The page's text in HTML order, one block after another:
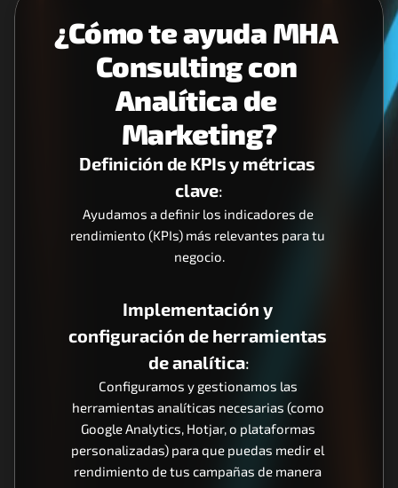
¿Cómo te ayuda MHA
Consulting con
Analítica de
Marketing?
Definición de KPIs y métricas
clave:
Ayudamos a definir los indicadores de
rendimiento (KPIs) más relevantes para tu
negocio.
Implementación y
configuración de herramientas
de analítica:
Configuramos y gestionamos las
herramientas analíticas necesarias (como
Google Analytics, Hotjar, o plataformas
personalizadas) para que puedas medir el
rendimiento de tus campañas de manera